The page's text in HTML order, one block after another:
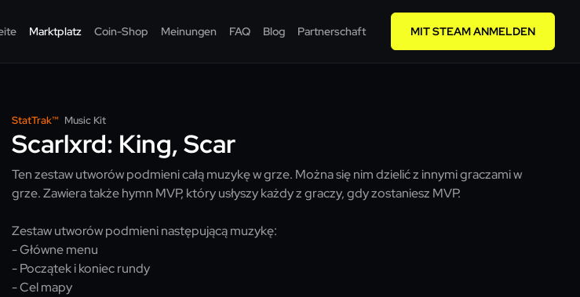
Marktplatz Coin-Shop Meinungen FAQ Blog Partnerschaft MIT STEAM ANMELDEN
StatTrak™ Music Kit
Scarlxrd: King, Scar
Ten zestaw utworów podmieni całą muzykę w grze. Można się nim dzielić z innymi graczami w
grze. Zawiera także hymn MVP, który usłyszy każdy z graczy, gdy zostaniesz MVP.
Zestaw utworów podmieni następującą muzykę:
- Główne menu
- Początek i koniec rundy
- Cel mapy